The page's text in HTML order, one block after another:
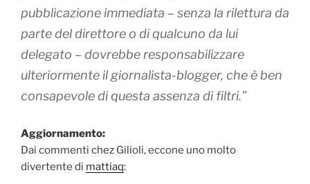
pubblicazione immediata – senza la rilettura da
parte del direttore o di qualcuno da lui
delegato – dovrebbe responsabilizzare
ulteriormente il giornalista-blogger, che è ben
consapevole di questa assenza di filtri.”
Aggiornamento:
Dai commenti chez Gilioli, eccone uno molto
divertente di mattiaq: